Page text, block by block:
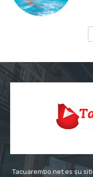
Tacuarembo.net es su